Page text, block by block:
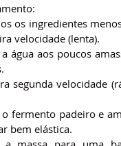
os ingredientes
velocidade (lenta).
água aos poucos
segunda velocidade
fermento padeiro e
bem elástica.